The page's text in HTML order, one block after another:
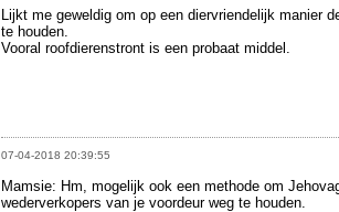
Lijkt me geweldig om op een diervriendelijk manier
te houden.
Vooral roofdierenstront is een probaat middel.
07-04-2018 20:39:55
Mamsie: Hm, mogelijk ook een methode om
wederverkopers van je voordeur weg te houden.